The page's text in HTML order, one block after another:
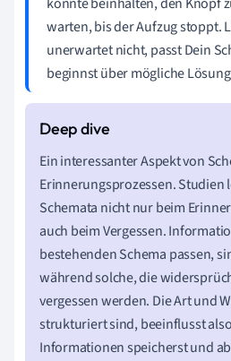
warten, bis der Aufzug stoppt.
unerwartet nicht, passt Dein
beginnst über mögliche
Ein interessanter Aspekt von
Erinnerungsprozessen. Studien
Schemata nicht nur beim
auch beim Vergessen.
bestehenden Schema passen,
während solche, die
vergessen werden. Die Art und
strukturiert sind, beeinflusst
Informationen speicherst und